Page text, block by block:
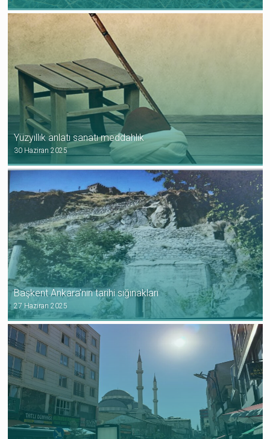
Yüzyıllık anlatı sanatı meddahlık
30 Haziran 2025
Başkent Ankara’nın tarihi sığınakları
27 Haziran 2025